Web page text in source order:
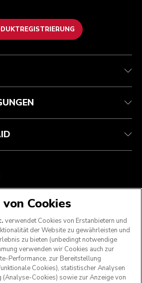
AKZEPTIEREN
SIE UNS
Cookies
verwendet Cookies von Erstanbietern und
der Website zu gewährleisten und
zu bieten (unbedingt notwendige
verwenden wir Cookies auch zur
Performance, zur Bereitstellung
Cookies), statistischer Analysen
(Analyse-Cookies) sowie zur Anzeige von